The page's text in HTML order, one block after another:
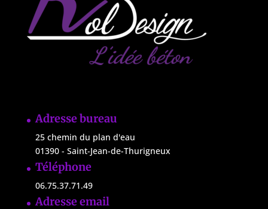
Adresse bureau
25 chemin du plan d'eau
01390 - Saint-Jean-de-Thurigneux
Téléphone
06.75.37.71.49
Adresse email